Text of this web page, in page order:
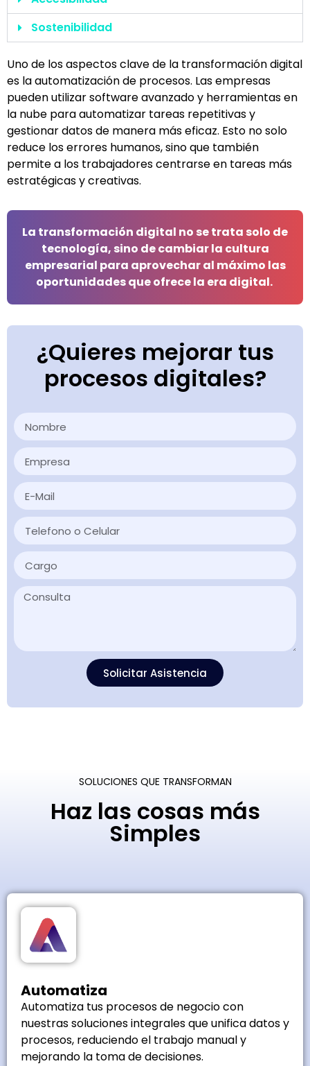
Sostenibilidad
Uno de los aspectos clave de la transformacióndigital
es la automatización de procesos. Las empresas
pueden utilizar software avanzado y herramientas en
la nube para automatizar tareas repetitivas y
gestionar datos de manera más eficaz. Esto no solo
reduce los errores humanos, sino que también
permite a los trabajadorescentrarse en tareas más
estratégicas y creativas.
La transformación digital no se trata solo de
tecnología, sino de cambiar la cultura
empresarial para aprovechar al máximo las
oportunidades que ofrece la era digital.
¿Quieres mejorar tus
procesos digitales?
Solicitar Asistencia
SOLUCIONES QUE TRANSFORMAN
Haz las cosas más
Simples
Automatiza
Automatiza tus procesos de negocio con
nuestras soluciones integrales que unifica datos y
procesos, reduciendo el trabajo manual y
mejorando la toma de decisiones.